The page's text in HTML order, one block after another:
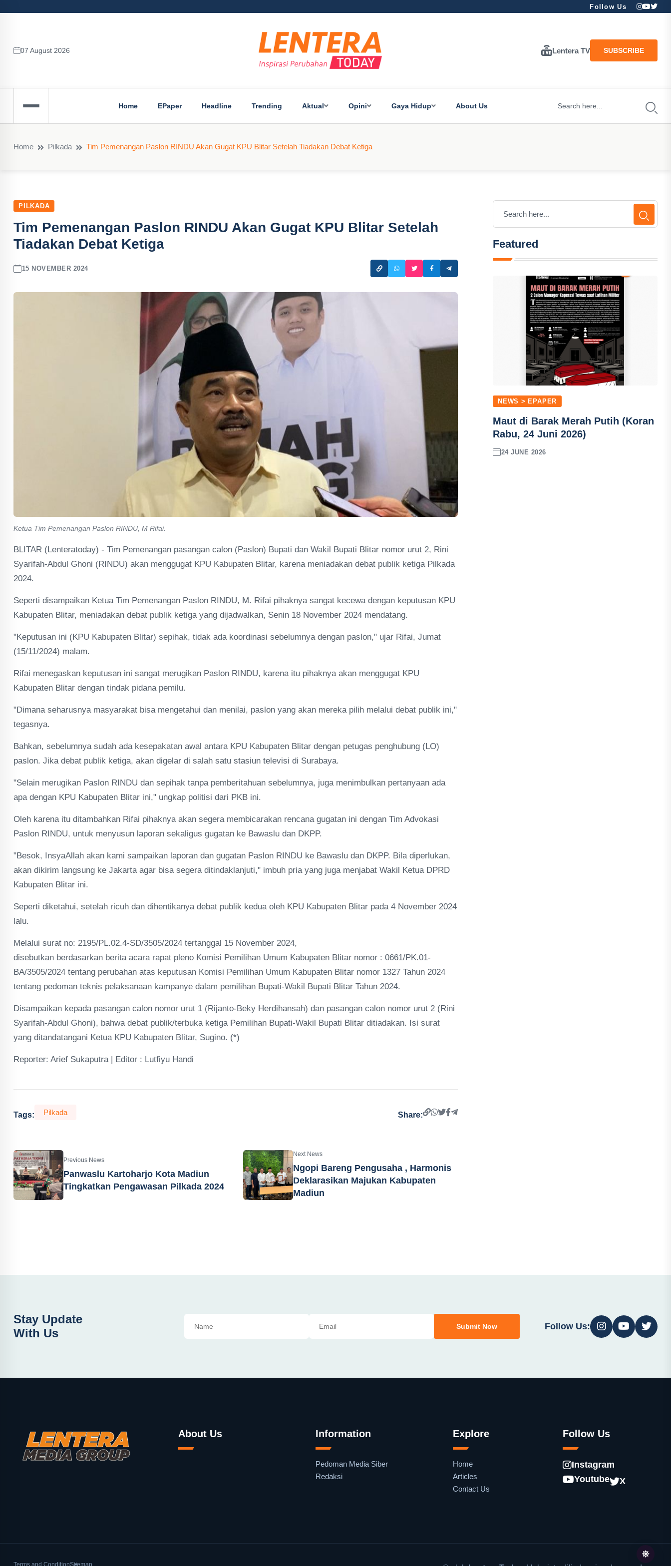
Follow Us
07 August 2026 Lentera TV SUBSCRIBE
Home EPaper Headline Trending Aktual Opini Gaya Hidup About Us
Home Pilkada Tim Pemenangan Paslon RINDU Akan Gugat KPU Blitar Setelah Tiadakan Debat Ketiga
PILKADA
Tim Pemenangan Paslon RINDU Akan Gugat KPU Blitar Setelah
Tiadakan Debat Ketiga
15 NOVEMBER 2024
Ketua Tim Pemenangan Paslon RINDU, M Rifai.
BLITAR (Lenteratoday) - Tim Pemenangan pasangan calon (Paslon) Bupati dan Wakil Bupati Blitar nomor urut 2, Rini
Syarifah-Abdul Ghoni (RINDU) akan menggugat KPU Kabupaten Blitar, karena meniadakan debat publik ketiga Pilkada
2024.
Seperti disampaikan Ketua Tim Pemenangan Paslon RINDU, M. Rifai pihaknya sangat kecewa dengan keputusan KPU
Kabupaten Blitar, meniadakan debat publik ketiga yang dijadwalkan, Senin 18 November 2024 mendatang.
"Keputusan ini (KPU Kabupaten Blitar) sepihak, tidak ada koordinasi sebelumnya dengan paslon," ujar Rifai, Jumat
(15/11/2024) malam.
Rifai menegaskan keputusan ini sangat merugikan Paslon RINDU, karena itu pihaknya akan menggugat KPU
Kabupaten Blitar dengan tindak pidana pemilu.
"Dimana seharusnya masyarakat bisa mengetahui dan menilai, paslon yang akan mereka pilih melalui debat publik ini,"
tegasnya.
Bahkan, sebelumnya sudah ada kesepakatan awal antara KPU Kabupaten Blitar dengan petugas penghubung (LO)
paslon. Jika debat publik ketiga, akan digelar di salah satu stasiun televisi di Surabaya.
"Selain merugikan Paslon RINDU dan sepihak tanpa pemberitahuan sebelumnya, juga menimbulkan pertanyaan ada
apa dengan KPU Kabupaten Blitar ini," ungkap politisi dari PKB ini.
Oleh karena itu ditambahkan Rifai pihaknya akan segera membicarakan rencana gugatan ini dengan Tim Advokasi
Paslon RINDU, untuk menyusun laporan sekaligus gugatan ke Bawaslu dan DKPP.
"Besok, InsyaAllah akan kami sampaikan laporan dan gugatan Paslon RINDU ke Bawaslu dan DKPP. Bila diperlukan,
akan dikirim langsung ke Jakarta agar bisa segera ditindaklanjuti," imbuh pria yang juga menjabat Wakil Ketua DPRD
Kabupaten Blitar ini.
Seperti diketahui, setelah ricuh dan dihentikanya debat publik kedua oleh KPU Kabupaten Blitar pada 4 November 2024
lalu.
Melalui surat no: 2195/PL.02.4-SD/3505/2024 tertanggal 15 November 2024,
disebutkan berdasarkan berita acara rapat pleno Komisi Pemilihan Umum Kabupaten Blitar nomor : 0661/PK.01-
BA/3505/2024 tentang perubahan atas keputusan Komisi Pemilihan Umum Kabupaten Blitar nomor 1327 Tahun 2024
tentang pedoman teknis pelaksanaan kampanye dalam pemilihan Bupati-Wakil Bupati Blitar Tahun 2024.
Disampaikan kepada pasangan calon nomor urut 1 (Rijanto-Beky Herdihansah) dan pasangan calon nomor urut 2 (Rini
Syarifah-Abdul Ghoni), bahwa debat publik/terbuka ketiga Pemilihan Bupati-Wakil Bupati Blitar ditiadakan. Isi surat
yang ditandatangani Ketua KPU Kabupaten Blitar, Sugino. (*)
Reporter: Arief Sukaputra | Editor : Lutfiyu Handi
Tags: Pilkada Share:
Previous News
Panwaslu Kartoharjo Kota Madiun
Tingkatkan Pengawasan Pilkada 2024
Next News
Ngopi Bareng Pengusaha , Harmonis
Deklarasikan Majukan Kabupaten
Madiun
Featured
NEWS > EPAPER
Maut di Barak Merah Putih (Koran
Rabu, 24 Juni 2026)
24 JUNE 2026
Stay Update
With Us
Submit Now Follow Us:
About Us Information
Pedoman Media Siber
Redaksi
Explore
Home
Articles
Contact Us
Follow Us
Instagram
Youtube
X
Terms and ConditionSitemap